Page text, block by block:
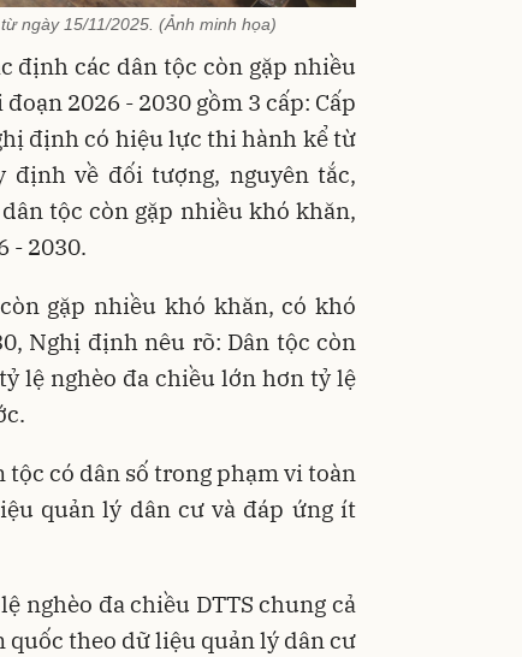
ngày 15/11/2025. (Ảnh minh họa)
định các dân tộc còn gặp nhiều
2026 - 2030 gồm 3 cấp: Cấp
định có hiệu lực thi hành kể từ
định về đối tượng, nguyên tắc,
tộc còn gặp nhiều khó khăn,
- 2030.
gặp nhiều khó khăn, có khó
Nghị định nêu rõ: Dân tộc còn
lệ nghèo đa chiều lớn hơn tỷ lệ
có dân số trong phạm vi toàn
quản lý dân cư và đáp ứng ít
nghèo đa chiều DTTS chung cả
quốc theo dữ liệu quản lý dân cư